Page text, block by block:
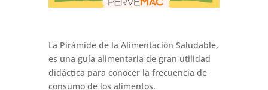
La Pirámide de la Alimentación Saludable,
es una guía alimentaria de gran utilidad
didáctica para conocer la frecuencia de
consumo de los alimentos.